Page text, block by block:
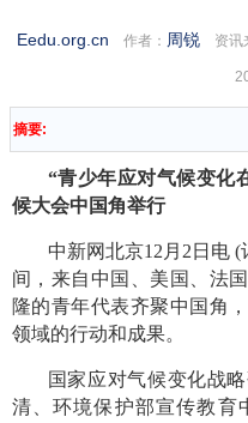
Eedu.org.cn 作者： 周锐资讯
摘要:
“青少年应对气候变化
候大会中国角举行
中新网北京12月2日电
间，来自中国、美国、法
隆的青年代表齐聚中国角
领域的行动和成果。
国家应对气候变化战
清、环境保护部宣传教育